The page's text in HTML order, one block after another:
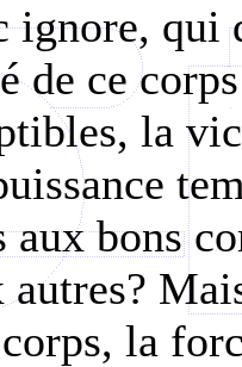
qui
de ce
la
aux bons
autres?
la